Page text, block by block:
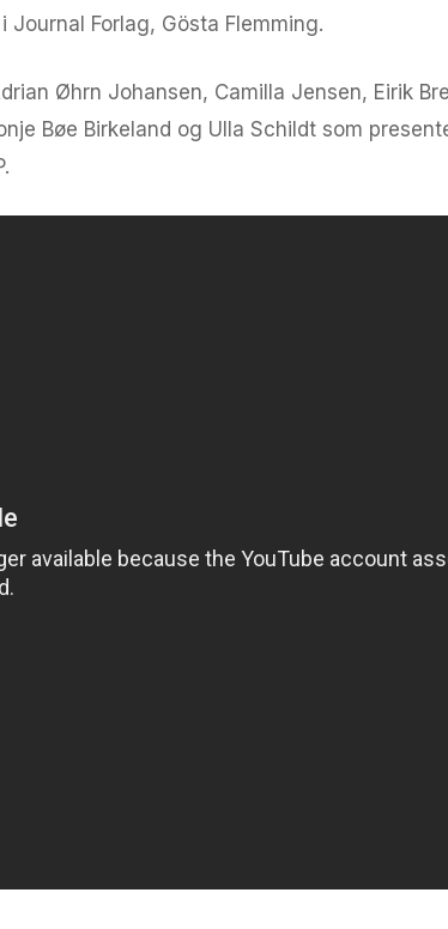
Forlag, Gösta Flemming.
Øhrn Johansen, Camilla Jensen, Eirik
Bøe Birkeland og Ulla Schildt som